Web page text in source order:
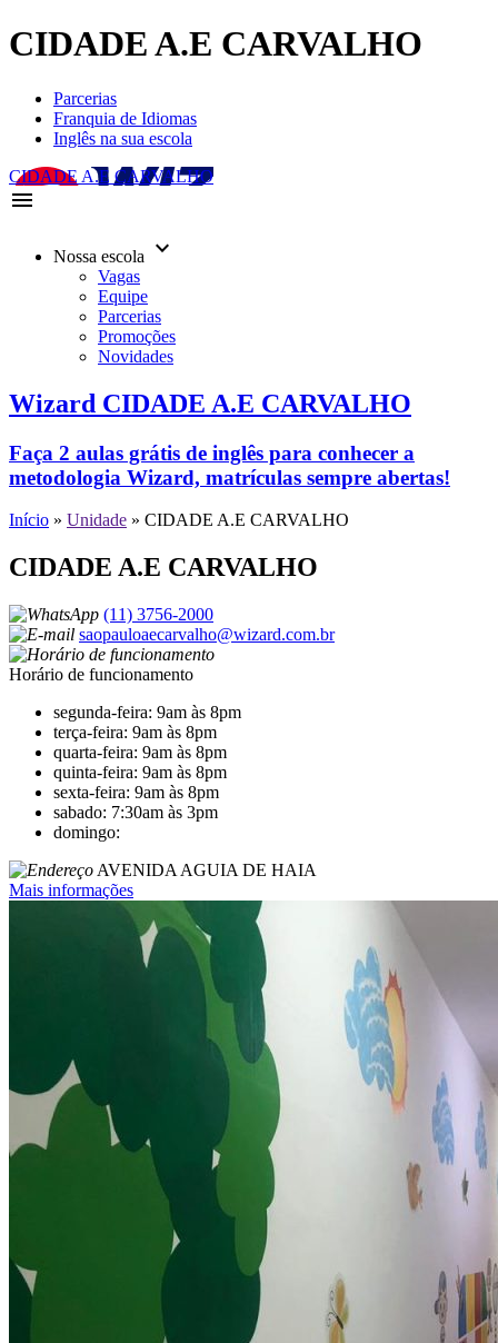
CIDADE A.E CARVALHO
Parcerias
Franquia de Idiomas
Inglês na sua escola
CIDADE A.E CARVALHO
menu
Nossa escola keyboard_arrow_down
Vagas
Equipe
Parcerias
Promoções
Novidades
Wizard CIDADE A.E CARVALHO
Faça 2 aulas grátis de inglês para conhecer a
metodologia Wizard, matrículas sempre abertas!
Início » Unidade » CIDADE A.E CARVALHO
CIDADE A.E CARVALHO
(11) 3756-2000
saopauloaecarvalho@wizard.com.br
Horário de funcionamento
segunda-feira: 9am às 8pm
terça-feira: 9am às 8pm
quarta-feira: 9am às 8pm
quinta-feira: 9am às 8pm
sexta-feira: 9am às 8pm
sabado: 7:30am às 3pm
domingo:
AVENIDA AGUIA DE HAIA
Mais informações